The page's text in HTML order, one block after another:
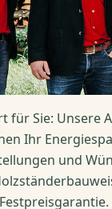
für Sie: Unsere
Ihr
und